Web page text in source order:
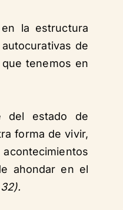
la estructura
de
tenemos en
del estado de
forma de vivir,
ahondar en el